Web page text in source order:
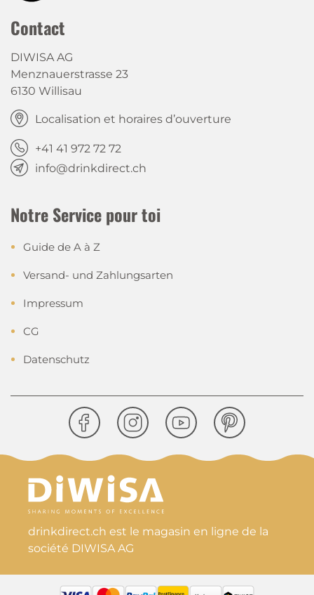
Contact
DIWISA AG
Menznauerstrasse 23
6130 Willisau
Localisation et horaires d’ouverture
+41 41 972 72 72
info@drinkdirect.ch
Notre Service pour toi
Guide de A à Z
Versand- und Zahlungsarten
Impressum
CG
Datenschutz
drinkdirect.ch est le magasin en ligne de la
société DIWISA AG